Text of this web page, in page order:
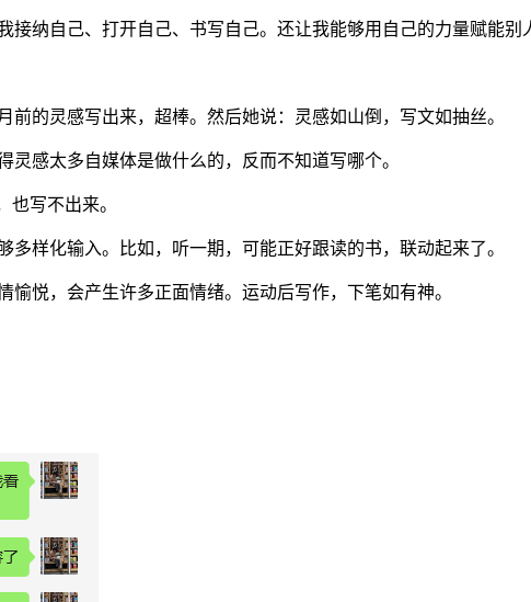
接纳自己、打开自己、书写自己。还让我能够用自己的力量赋能别
的灵感写出来，超棒。然后她说：灵感如山倒，写文如抽丝。
感太多自媒体是做什么的，反而不知道写哪个。
也写不出来。
样化输入。比如，听一期，可能正好跟读的书，联动起来了。
悦，会产生许多正面情绪。运动后写作，下笔如有神。